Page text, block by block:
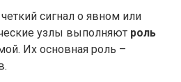
сигнал о явном или
узлы выполняют роль
Их основная роль –